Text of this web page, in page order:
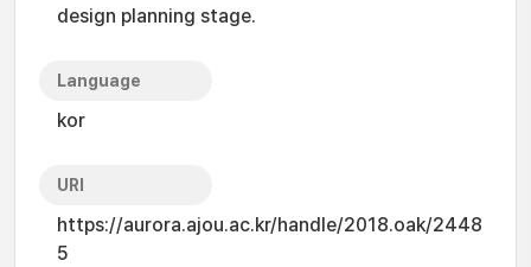
design planning stage.
Language
kor
URI
https://aurora.ajou.ac.kr/handle/2018.oak/2448
5